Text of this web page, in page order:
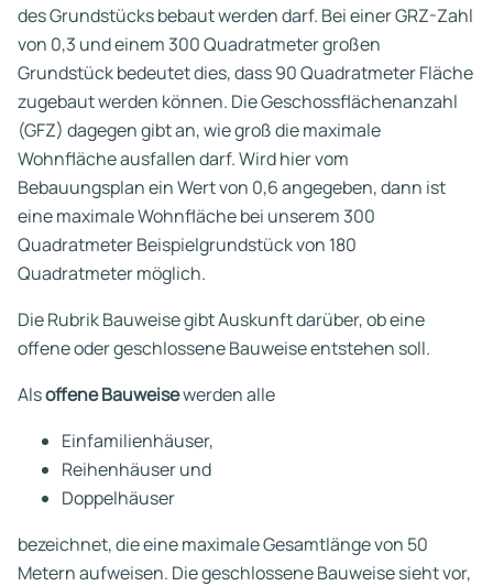
des Grundstücks bebaut werden darf. Bei einer GRZ-Zahl
von 0,3 und einem 300 Quadratmeter großen
Grundstück bedeutet dies, dass 90 Quadratmeter Fläche
zugebaut werden können. Die Geschossflächenanzahl
(GFZ) dagegen gibt an, wie groß die maximale
Wohnfläche ausfallen darf. Wird hier vom
Bebauungsplan ein Wert von 0,6 angegeben, dann ist
eine maximale Wohnfläche bei unserem 300
Quadratmeter Beispielgrundstück von 180
Quadratmeter möglich.
Die Rubrik Bauweise gibt Auskunft darüber, ob eine
offene oder geschlossene Bauweise entstehen soll.
Alsoffene Bauweisewerden alle
Einfamilienhäuser,
Reihenhäuser und
Doppelhäuser
bezeichnet, die eine maximale Gesamtlänge von 50
Metern aufweisen. Die geschlossene Bauweise sieht vor,